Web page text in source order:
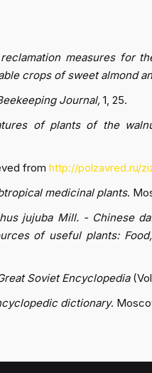
measures for
crops of sweet almond
Journal, 1, 25.
of plants of the
from http://polzavred.ru/
medicinal plants.
jujuba Mill. - Chinese
of useful plants:
Soviet Encyclopedia
dictionary.